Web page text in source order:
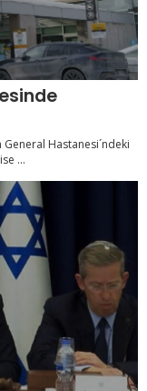
Hastanesi´ndeki
...